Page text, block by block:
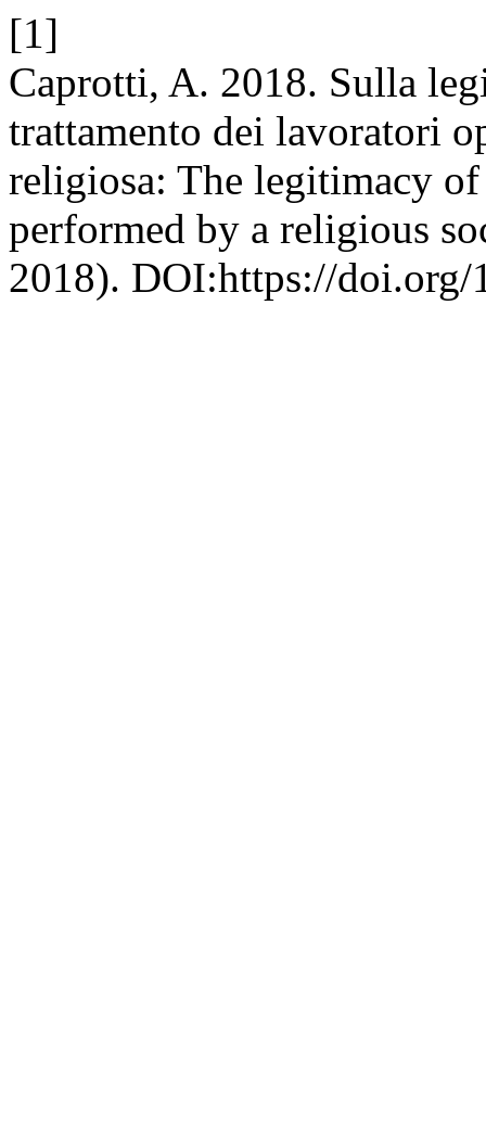
[1]
Caprotti, A. 2018. Sulla
trattamento dei lavoratori
religiosa: The legitimacy
performed by a religious
2018). DOI:https://doi.org/